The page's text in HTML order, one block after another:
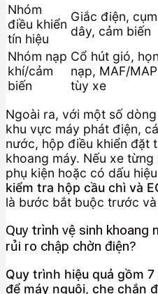
Nhóm
điều khiển
tín hiệu
Giắc điện, cụm
dây, cảm biến
Nhóm nạp
khí/cảm
biến
Cổ hút gió,
nạp, MAF/MAP
tùy xe
Ngoài ra, với một số
khu vực máy phát điện,
nước, hộp điều khiển đặt
khoang máy. Nếu xe
phụ kiện hoặc có dấu
kiểm tra hộp cầu chì và
là bước bắt buộc trước và
Quy trình vệ sinh khoang
rủi ro chập chờn điện?
Quy trình hiệu quả gồm
để máy nguội, che chắn